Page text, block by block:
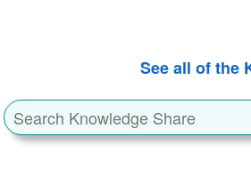
See all of the